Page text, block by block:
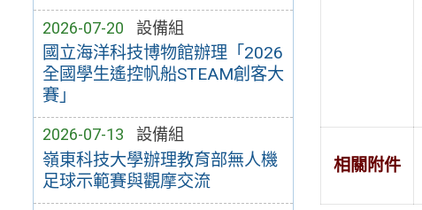
2026-07-20 設備組
國立海洋科技博物館辦理「2026
全國學生遙控帆船STEAM創客大
賽」
2026-07-13 設備組
嶺東科技大學辦理教育部無人機
足球示範賽與觀摩交流
相關附件